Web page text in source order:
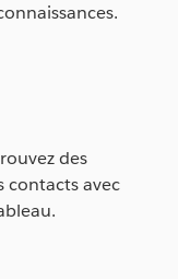
des
contacts avec